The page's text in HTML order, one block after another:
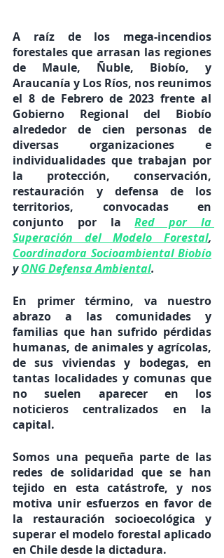
A raíz de los mega-incendios
forestales que arrasan las regiones
de Maule, Ñuble, Biobío, y
Araucanía y Los Ríos, nos reunimos
el 8 de Febrero de 2023 frente al
Gobierno Regional del Biobío
alrededor de cien personas de
diversas organizaciones e
individualidades que trabajan por
la protección, conservación,
restauración y defensa de los
territorios, convocadas en
conjunto por la
Red por la
Superación del Modelo Forestal
Coordinadora Socioambiental Biobío
y ONG Defensa Ambiental.
En primer término, va nuestro
abrazo a
las comunidades y
familias que han sufrido pérdidas
humanas, de animales y agrícolas,
de sus viviendas y bodegas, en
tantas localidades y comunas que
no suelen aparecer en los
noticieros centralizados en la
capital.
Somos una pequeña parte de las
redes de solidaridad que se han
tejido en esta catástrofe, y nos
motiva unir esfuerzos en favor de
la restauración socioecológica y
superar el modelo forestal aplicado
en Chile desde la dictadura.